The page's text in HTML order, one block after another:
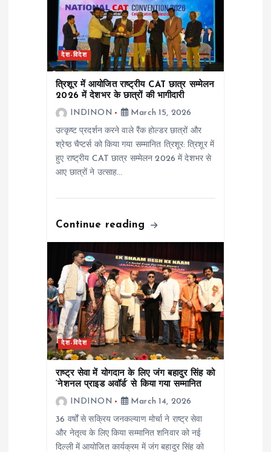
देश-विदेश
त्रिशूर में आयोजित राष्ट्रीय CAT छात्र सम्मेलन
2026 में देशभर के छात्रों की भागीदारी
INDINON
March 15, 2026
उत्कृष्ट प्रदर्शन करने वाले रैंक होल्डर छात्रों और
श्रेष्ठ चैप्टर्स को किया गया सम्मानित त्रिशूर: त्रिशूर में
हुए राष्ट्रीय CAT छात्र सम्मेलन 2026 में देशभर से
आए छात्रों ने उत्साह…
Continue reading
देश-विदेश
राष्ट्र सेवा में योगदान के लिए जंग बहादुर सिंह को
‘नेशनल प्राइड अवॉर्ड’ से किया गया सम्मानित
INDINON
March 14, 2026
36 वर्षों से सक्रिय जनकल्याण मोर्चा ने राष्ट्र सेवा
और नेतृत्व के लिए किया सम्मानित शनिवार को नई
दिल्ली में आयोजित कार्यक्रम में जंग बहादुर सिंह को